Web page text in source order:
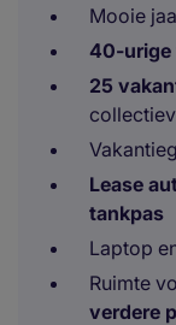
Mooie
40-urige
25
Lease
tankpas
Laptop
Ruimte
verdere